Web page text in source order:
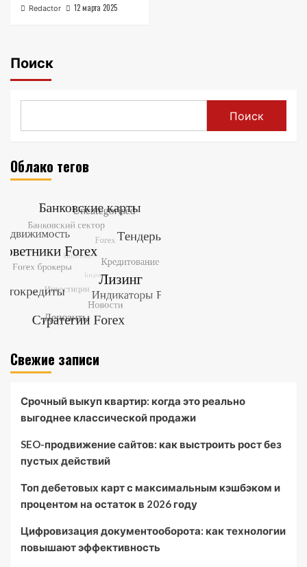
Redactor 12 марта 2025
Поиск
Поиск
Облако тегов
Свежие записи
Срочный выкуп квартир: когда это реально
выгоднее классической продажи
SEO-продвижение сайтов: как выстроить рост без
пустых действий
Топ дебетовых карт с максимальным кэшбэком и
процентом на остаток в 2026 году
Цифровизация документооборота: как технологии
повышают эффективность